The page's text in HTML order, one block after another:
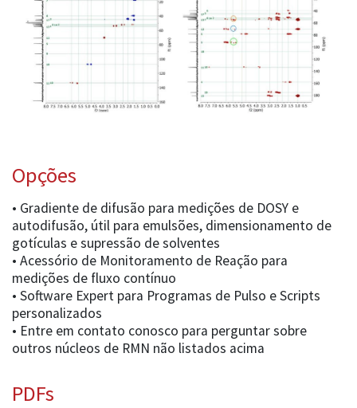
Opções
• Gradiente de difusão para medições de DOSY e
autodifusão, útil para emulsões, dimensionamento de
gotículas e supressão de solventes
• Acessório de Monitoramento de Reação para
medições de fluxo contínuo
• Software Expert para Programas de Pulso e Scripts
personalizados
• Entre em contato conosco para perguntar sobre
outros núcleos de RMN não listados acima
PDFs